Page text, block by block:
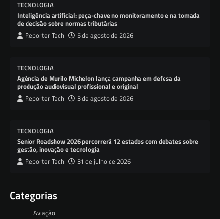
TECNOLOGIA
Inteligência artificial: peça-chave no monitoramento e na tomada
de decisão sobre normas tributárias
Reporter Tech 5 de agosto de 2026
TECNOLOGIA
Agência de Murilo Michelon lança campanha em defesa da
produção audiovisual profissional e original
Reporter Tech 3 de agosto de 2026
TECNOLOGIA
Senior Roadshow 2026 percorrerá 12 estados com debates sobre
gestão, inovação e tecnologia
Reporter Tech 31 de julho de 2026
Categorias
Aviação